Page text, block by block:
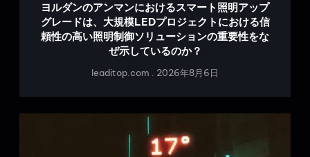
ヨルダンのアンマンにおけるスマート照明アップ
グレードは、大規模LEDプロジェクトにおける信
頼性の高い照明制御ソリューションの重要性をな
ぜ示しているのか？
leaditop.com 2026年8月6日